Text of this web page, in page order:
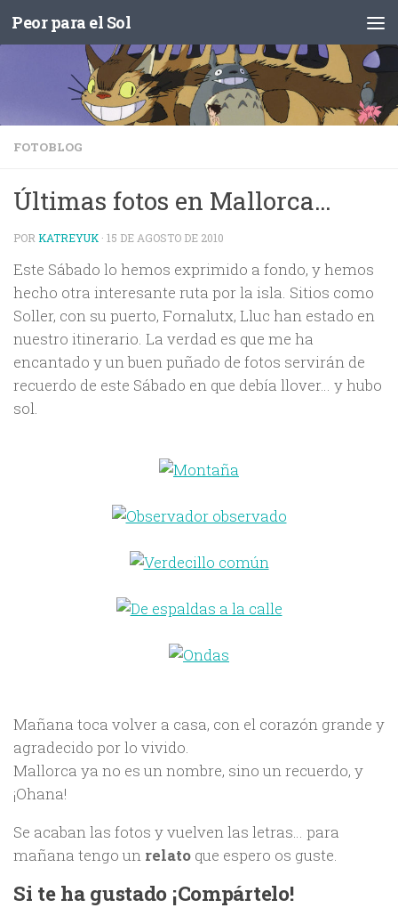
Saltar al contenido
Peor para el Sol
FOTOBLOG
Últimas fotos en Mallorca…
POR KATREYUK · 15 DE AGOSTO DE 2010
Este Sábado lo hemos exprimido a fondo, y hemos
hecho otra interesante ruta por la isla. Sitios como
Soller, con su puerto, Fornalutx, Lluc han estado en
nuestro itinerario. La verdad es que me ha
encantado y un buen puñado de fotos servirán de
recuerdo de este Sábado en que debía llover… y hubo
sol.
Mañana toca volver a casa, con el corazón grande y
agradecido por lo vivido.
Mallorca ya no es un nombre, sino un recuerdo, y
¡Ohana!
Se acaban las fotos y vuelven las letras… para
mañana tengo un relato que espero os guste.
Si te ha gustado ¡Compártelo!